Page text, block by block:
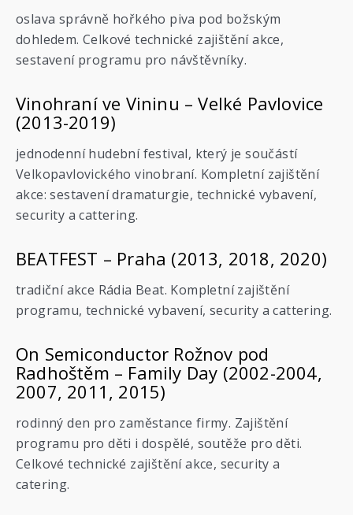
oslava správně hořkého piva pod božským
dohledem. Celkové technické zajištění akce,
sestavení programu pro návštěvníky.
Vinohraní ve Vininu – Velké Pavlovice
(2013-2019)
jednodenní hudební festival, který je součástí
Velkopavlovického vinobraní. Kompletní zajištění
akce: sestavení dramaturgie, technické vybavení,
security a cattering.
BEATFEST – Praha (2013, 2018, 2020)
tradiční akce Rádia Beat. Kompletní zajištění
programu, technické vybavení, security a cattering.
On Semiconductor Rožnov pod
Radhoštěm – Family Day (2002-2004,
2007, 2011, 2015)
rodinný den pro zaměstance firmy. Zajištění
programu pro děti i dospělé, soutěže pro děti.
Celkové technické zajištění akce, security a
catering.